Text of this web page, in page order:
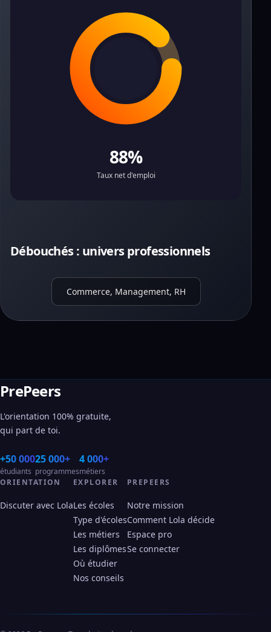
88%
Taux net d'emploi
Débouchés : univers professionnels
Commerce, Management, RH
PrePeers
L'orientation 100% gratuite,
qui part de toi.
+50 000
étudiants
25 000+
programmes
4 000+
métiers
ORIENTATION
Discuter avec Lola
EXPLORER
Les écoles
Type d'écoles
Les métiers
Les diplômes
Où étudier
Nos conseils
PREPEERS
Notre mission
Comment Lola décide
Espace pro
Se connecter